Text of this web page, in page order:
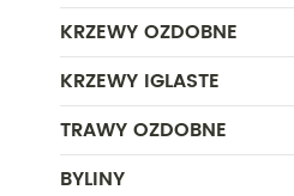
KRZEWY OZDOBNE
KRZEWY IGLASTE
TRAWY OZDOBNE
BYLINY